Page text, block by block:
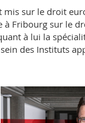
sur le droit
Fribourg sur le
à lui la
des Instituts